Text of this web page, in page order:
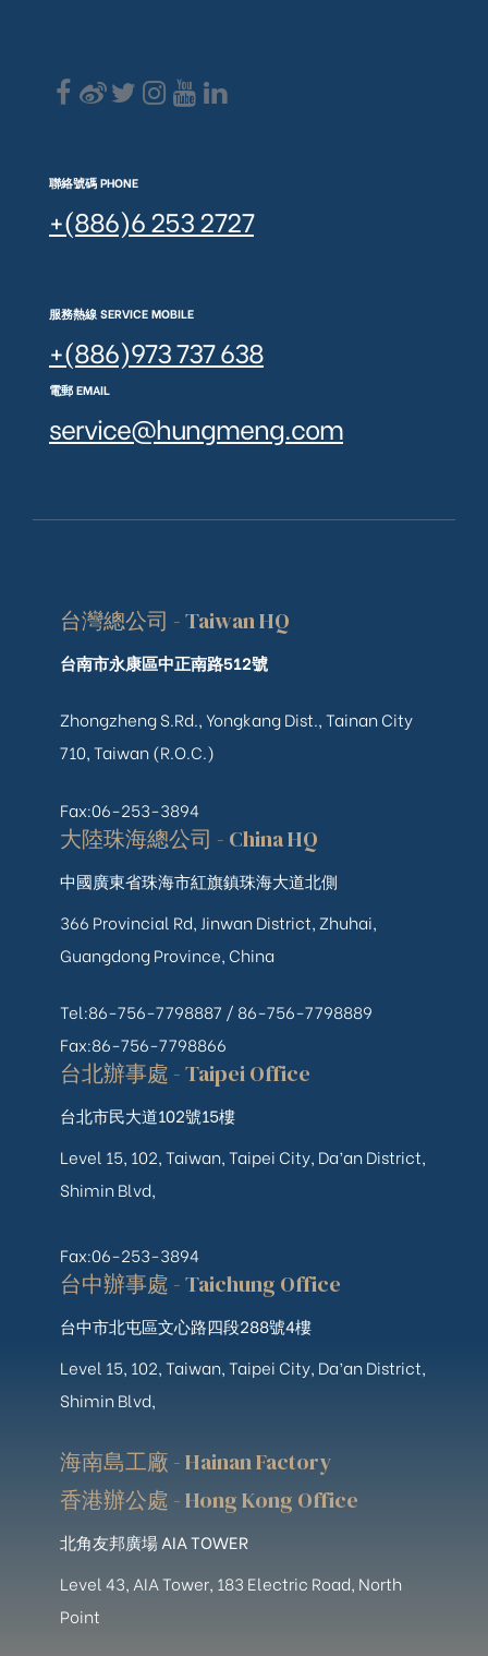
聯絡號碼 PHONE
+(886)6 253 2727
服務熱線 SERVICE MOBILE
+(886)973 737 638
電郵 EMAIL
service@hungmeng.com
台灣總公司 - Taiwan HQ
台南市永康區中正南路512號
Zhongzheng S.Rd., Yongkang Dist., Tainan City
710, Taiwan (R.O.C.)
Fax:06-253-3894
大陸珠海總公司 - China HQ
中國廣東省珠海市紅旗鎮珠海大道北側
366 Provincial Rd, Jinwan District, Zhuhai,
Guangdong Province, China
Tel:86-756-7798887 / 86-756-7798889
Fax:86-756-7798866
台北辦事處 - Taipei Office
台北市民大道102號15樓
Level 15, 102, Taiwan, Taipei City, Da’an District,
Shimin Blvd,
Fax:06-253-3894
台中辦事處 - Taichung Office
台中市北屯區文心路四段288號4樓
Level 15, 102, Taiwan, Taipei City, Da’an District,
Shimin Blvd,
海南島工廠 - Hainan Factory
香港辦公處 - Hong Kong Office
北角友邦廣場 AIA TOWER
Level 43, AIA Tower, 183 Electric Road, North
Point